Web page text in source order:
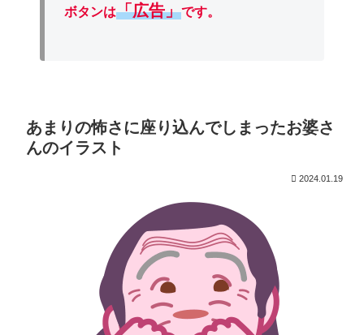
ボタンは「広告」です。
あまりの怖さに座り込んでしまったお婆さ
んのイラスト
2024.01.19